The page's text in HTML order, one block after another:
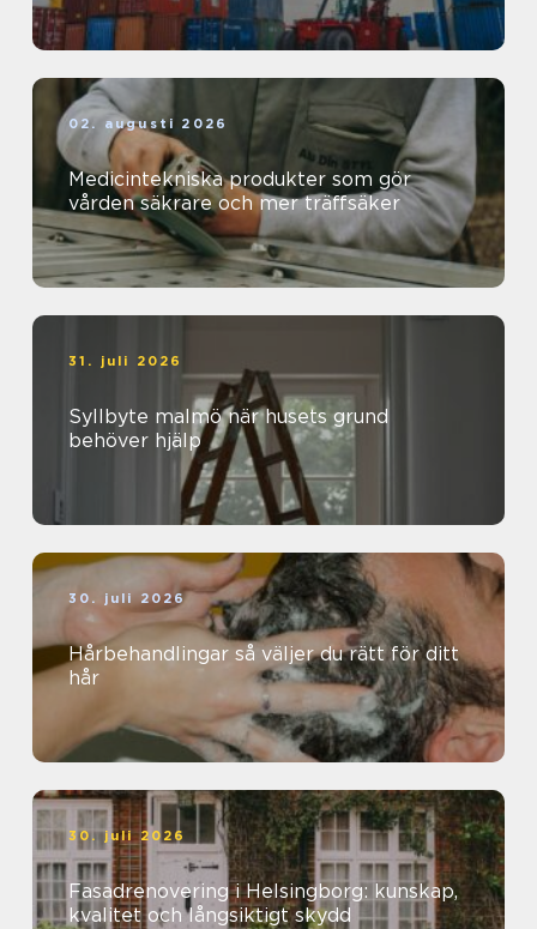
02. augusti 2026
Medicintekniska produkter som gör
vården säkrare och mer träffsäker
31. juli 2026
Syllbyte malmö när husets grund
behöver hjälp
30. juli 2026
Hårbehandlingar så väljer du rätt för ditt
hår
30. juli 2026
Fasadrenovering i Helsingborg: kunskap,
kvalitet och långsiktigt skydd